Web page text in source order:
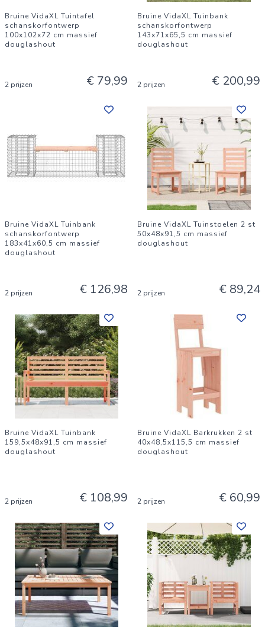
Bruine VidaXL Tuintafel
schanskorfontwerp
100x102x72 cm massief
douglashout
2 prijzen € 79,99
Bruine VidaXL Tuinbank
schanskorfontwerp
143x71x65,5 cm massief
douglashout
2 prijzen € 200,99
Bruine VidaXL Tuinbank
schanskorfontwerp
183x41x60,5 cm massief
douglashout
2 prijzen € 126,98
Bruine VidaXL Tuinstoelen 2 st
50x48x91,5 cm massief
douglashout
2 prijzen € 89,24
Bruine VidaXL Tuinbank
159,5x48x91,5 cm massief
douglashout
2 prijzen € 108,99
Bruine VidaXL Barkrukken 2 st
40x48,5x115,5 cm massief
douglashout
2 prijzen € 60,99